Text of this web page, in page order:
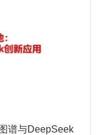
谱与DeepSeek